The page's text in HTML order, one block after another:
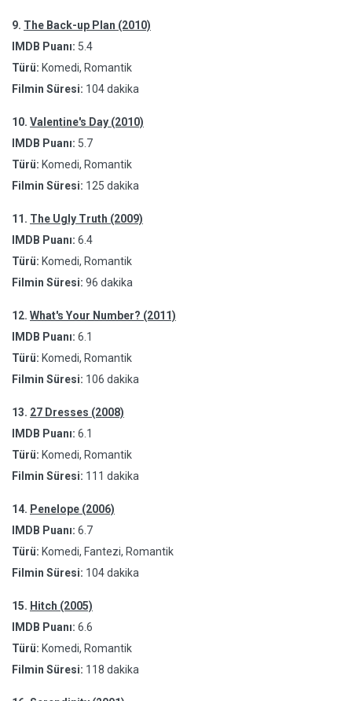
9. The Back-up Plan (2010)
IMDB Puanı: 5.4
Türü: Komedi, Romantik
Filmin Süresi: 104 dakika
10. Valentine's Day (2010)
IMDB Puanı: 5.7
Türü: Komedi, Romantik
Filmin Süresi: 125 dakika
11. The Ugly Truth (2009)
IMDB Puanı: 6.4
Türü: Komedi, Romantik
Filmin Süresi: 96 dakika
12. What's Your Number? (2011)
IMDB Puanı: 6.1
Türü: Komedi, Romantik
Filmin Süresi: 106 dakika
13. 27 Dresses (2008)
IMDB Puanı: 6.1
Türü: Komedi, Romantik
Filmin Süresi: 111 dakika
14. Penelope (2006)
IMDB Puanı: 6.7
Türü: Komedi, Fantezi, Romantik
Filmin Süresi: 104 dakika
15. Hitch (2005)
IMDB Puanı: 6.6
Türü: Komedi, Romantik
Filmin Süresi: 118 dakika